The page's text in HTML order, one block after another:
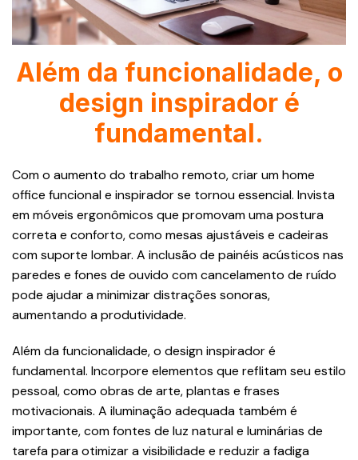
Além da funcionalidade, o
design inspirador é
fundamental.
Com o aumento do trabalho remoto, criar um home
office funcional e inspirador se tornou essencial. Invista
em móveis ergonômicos que promovam uma postura
correta e conforto, como mesas ajustáveis e cadeiras
com suporte lombar. A inclusão de painéis acústicos nas
paredes e fones de ouvido com cancelamento de ruído
pode ajudar a minimizar distrações sonoras,
aumentando a produtividade.​
Além da funcionalidade, o design inspirador é
fundamental. Incorpore elementos que reflitam seu estilo
pessoal, como obras de arte, plantas e frases
motivacionais. A iluminação adequada também é
importante, com fontes de luz natural e luminárias de
tarefa para otimizar a visibilidade e reduzir a fadiga